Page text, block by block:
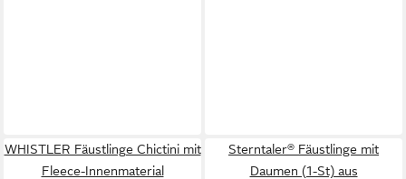
WHISTLER Fäustlinge Chictini mit
Fleece-Innenmaterial
Sterntaler® Fäustlinge mit
Daumen (1-St) aus